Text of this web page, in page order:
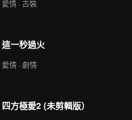
愛情 · 古裝
這一秒過火
愛情 · 劇情
四方極愛2 (未剪輯版）